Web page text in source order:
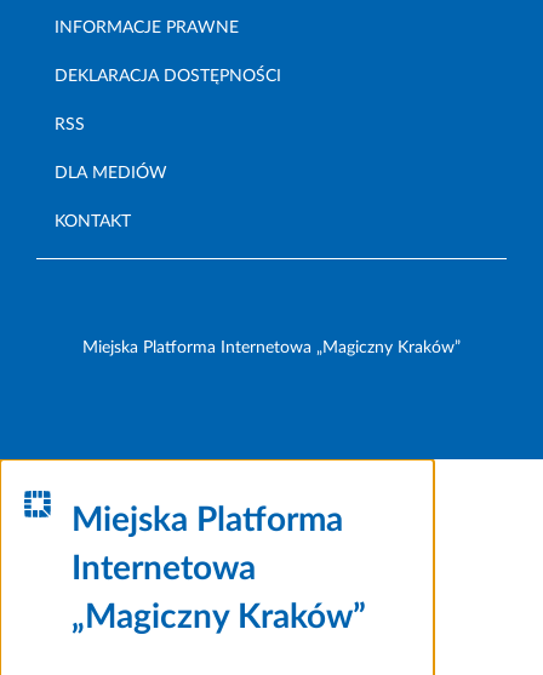
INFORMACJE PRAWNE
DEKLARACJA DOSTĘPNOŚCI
RSS
DLA MEDIÓW
KONTAKT
Miejska Platforma Internetowa „Magiczny Kraków”
Miejska Platforma
Internetowa
„Magiczny Kraków”